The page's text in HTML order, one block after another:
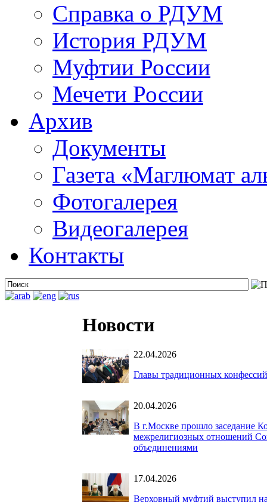
Справка о РДУМ
История РДУМ
Муфтии России
Мечети России
Архив
Документы
Газета «Маглюмат
Фотогалерея
Видеогалерея
Контакты
Новости
22.04.2026
Главы традиционных
20.04.2026
В г.Москве прошло заседание
межрелигиозных отношений
объединениями
17.04.2026
Верховный муфтий выступил